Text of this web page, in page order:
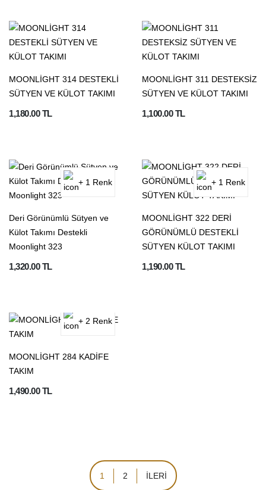
MOONLİGHT 314 DESTEKLİ
SÜTYEN VE KÜLOT TAKIMI
1,180.00 TL
MOONLİGHT 311 DESTEKSİZ
SÜTYEN VE KÜLOT TAKIMI
1,100.00 TL
+ 1 Renk
Deri Görünümlü Sütyen ve
Külot Takımı Destekli
Moonlight 323
1,320.00 TL
+ 1 Renk
MOONLİGHT 322 DERİ
GÖRÜNÜMLÜ DESTEKLİ
SÜTYEN KÜLOT TAKIMI
1,190.00 TL
+ 2 Renk
MOONLİGHT 284 KADİFE
TAKIM
1,490.00 TL
1 2 İLERİ